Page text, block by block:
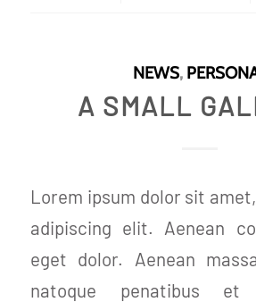
NEWS,
A SMALL
Lorem ipsum dolor sit
adipiscing elit. Aenean
eget dolor. Aenean
natoque penatibus